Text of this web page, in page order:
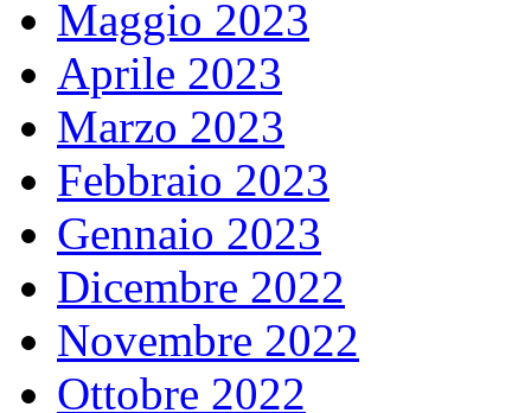
Maggio 2023
Aprile 2023
Marzo 2023
Febbraio 2023
Gennaio 2023
Dicembre 2022
Novembre 2022
Ottobre 2022